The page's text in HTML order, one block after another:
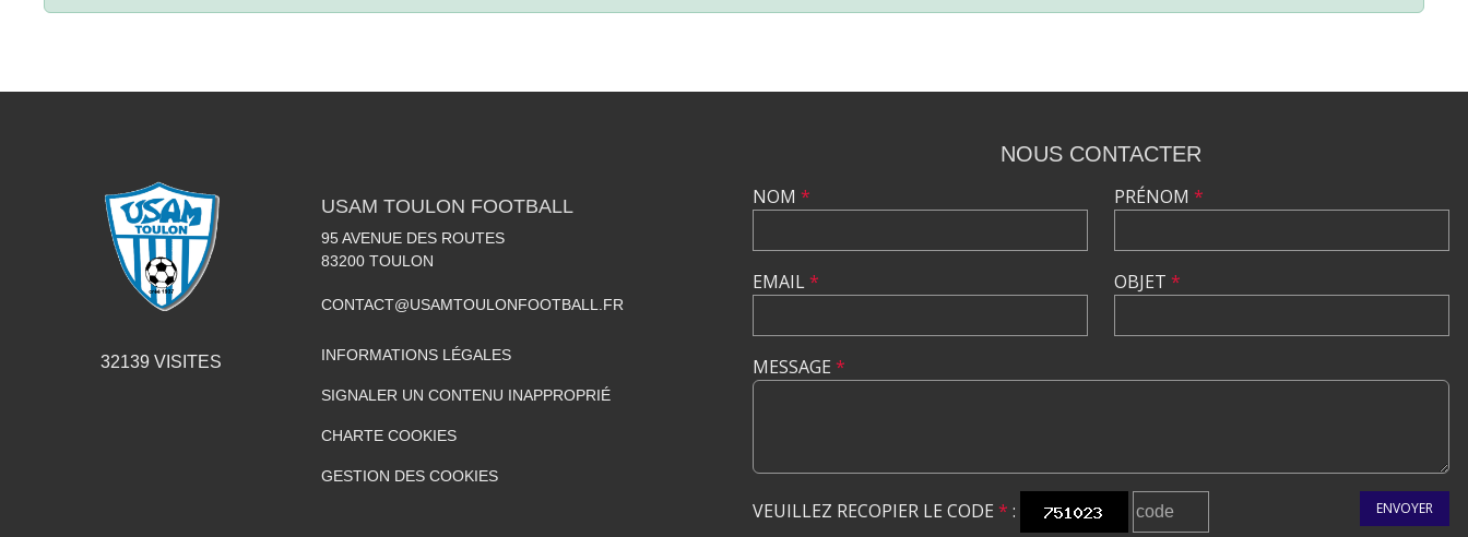
32139 VISITES
USAM TOULON FOOTBALL
95 AVENUE DES ROUTES
83200 TOULON
CONTACT@USAMTOULONFOOTBALL.FR
INFORMATIONS LÉGALES
SIGNALER UN CONTENU INAPPROPRIÉ
CHARTE COOKIES
GESTION DES COOKIES
NOUS CONTACTER
NOM *
EMAIL*
PRÉNOM *
OBJET *
MESSAGE *
VEUILLEZ RECOPIER LE CODE * : ENVOYER